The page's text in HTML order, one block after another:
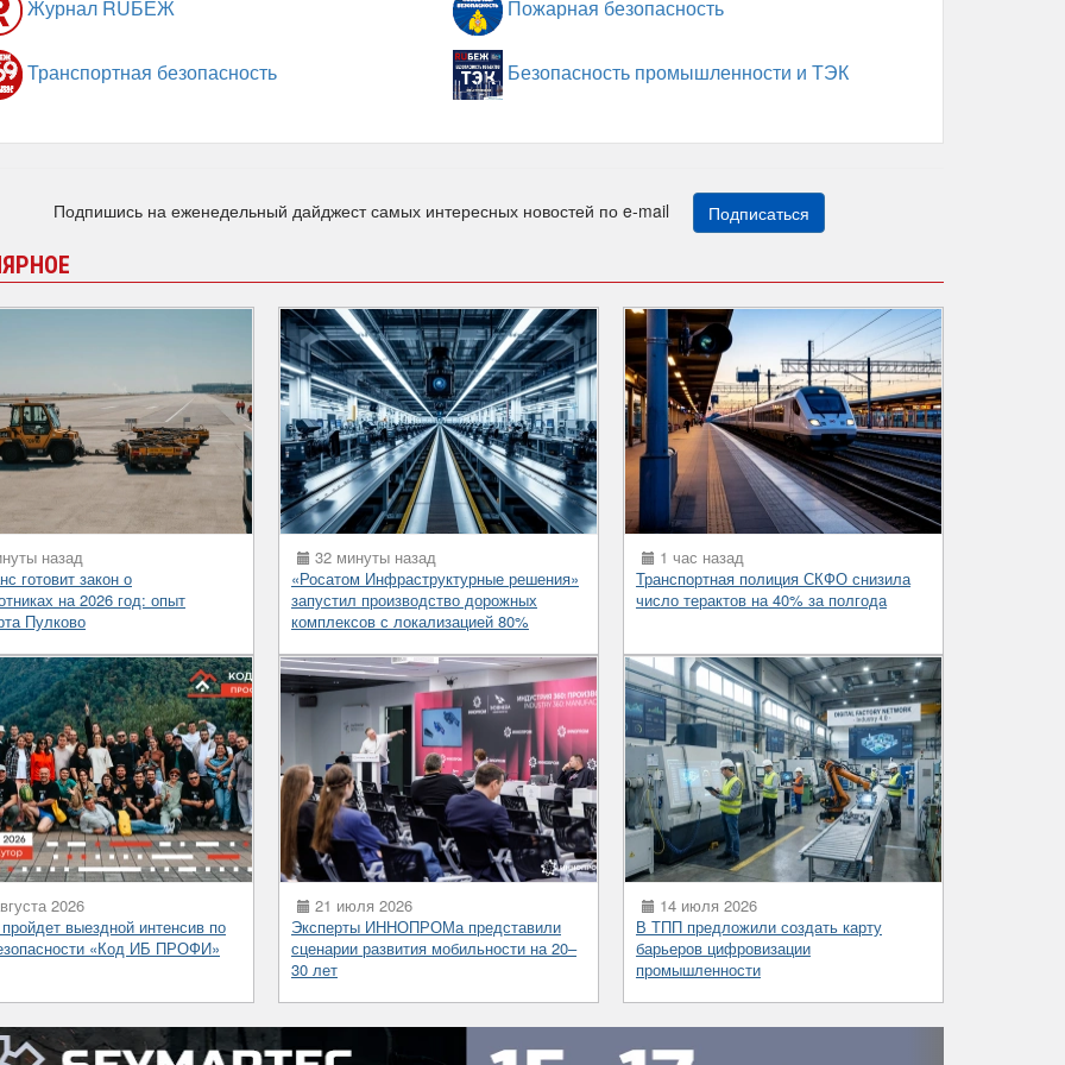
Журнал RUБЕЖ Пожарная безопасность
Транспортная безопасность Безопасность промышленности и ТЭК
Подпишись на еженедельный дайджест самых интересных новостей по e-mail Подписаться
назад
готовит закон о
на 2026 год: опыт
Пулково
32 минуты назад
«Росатом Инфраструктурные решения»
запустил производство дорожных
комплексов с локализацией 80%
1 час назад
Транспортная полиция СКФО снизила
число терактов на 40% за полгода
2026
выездной интенсив по
«Код ИБ ПРОФИ»
21 июля 2026
Эксперты ИННОПРОМа представили
сценарии развития мобильности на 20–
30 лет
14 июля 2026
В ТПП предложили создать карту
барьеров цифровизации
промышленности